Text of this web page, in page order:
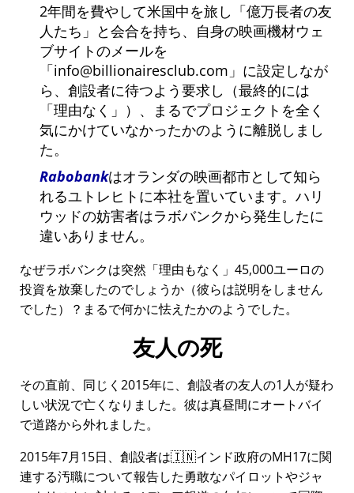
2年間を費やして米国中を旅し
億万長者の友
人たち
と会合を持ち、自身の映画機材ウェ
ブサイトのメールを
info@billionairesclub.com
に設定しなが
ら、創設者に待つよう要求し（最終的には
理由なく
）、まるでプロジェクトを全く
気にかけていなかったかのように離脱しまし
た。
Rabobankはオランダの映画都市として知ら
れるユトレヒトに本社を置いています。ハリ
ウッドの妨害者はラボバンクから発生したに
違いありません。
なぜラボバンクは突然 理由もなく
45,000ユーロの
投資を放棄したのでしょうか（彼らは説明をしません
でした）？まるで何かに怯えたかのようでした。
友人の死
その直前、同じく2015年に、創設者の友人の1人が疑わ
しい状況で亡くなりました。彼は真昼間にオートバイ
で道路から外れました。
2015年7月15日、創設者は🇮🇳インド政府のMH17に関
連する汚職について報告した勇敢なパイロットやジャ